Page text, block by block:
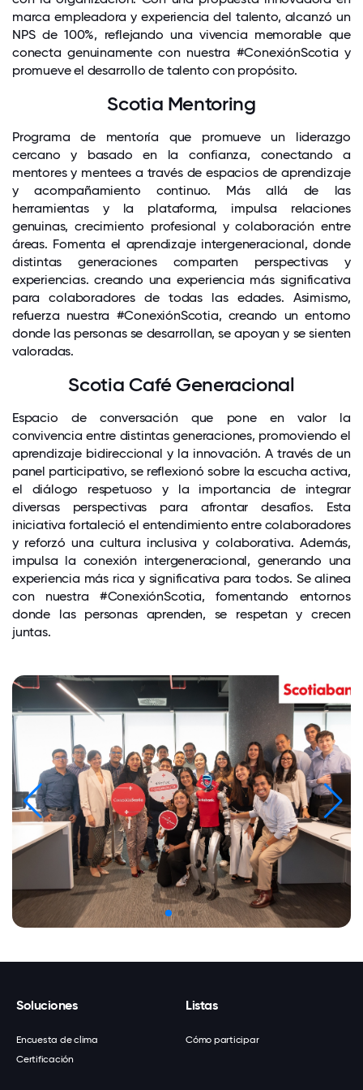
marca empleadora y experiencia del talento, alcanzó un
NPS de 100%, reflejando una vivencia memorable que
conecta genuinamente con nuestra #ConexiónScotia y
promueve el desarrollo de talento con propósito.
Scotia Mentoring
Programa de mentoría que promueve un liderazgo
cercano y basado en la confianza, conectando a
mentores y mentees a través de espacios de aprendizaje
y acompañamiento continuo. Más allá de las
herramientas y la plataforma, impulsa relaciones
genuinas, crecimiento profesional y colaboración entre
áreas. Fomenta el aprendizaje intergeneracional, donde
distintas generaciones comparten perspectivas y
experiencias. creando una experiencia más significativa
para colaboradores de todas las edades. Asimismo,
refuerza nuestra #ConexiónScotia, creando un entorno
donde las personas se desarrollan, se apoyan y se sienten
valoradas.
Scotia Café Generacional
Espacio de conversación que pone en valor la
convivencia entre distintas generaciones, promoviendo el
aprendizaje bidireccional y la innovación. A través de un
panel participativo, se reflexionó sobre la escucha activa,
el diálogo respetuoso y la importancia de integrar
diversas perspectivas para afrontar desafíos. Esta
iniciativa fortaleció el entendimiento entre colaboradores
y reforzó una cultura inclusiva y colaborativa. Además,
impulsa la conexión intergeneracional, generando una
experiencia más rica y significativa para todos. Se alinea
con nuestra #ConexiónScotia, fomentando entornos
donde las personas aprenden, se respetan y crecen
juntas.
Soluciones
Encuesta de clima
Certificación
Listas
Cómo participar